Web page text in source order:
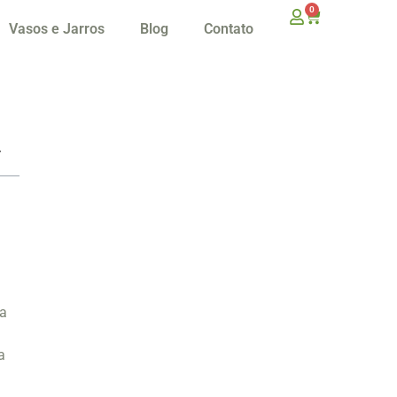
Vasos e Jarros Blog Contato
0